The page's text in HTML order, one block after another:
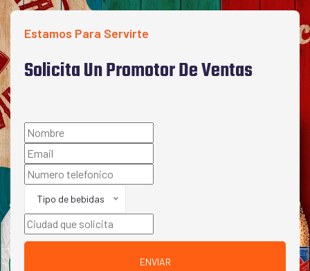
Estamos Para Servirte
Solicita Un Promotor De Ventas
Tipo de bebidas
ENVIAR